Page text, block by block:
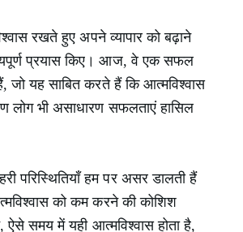
रखते हुए अपने व्यापार को बढ़ाने
प्रयास किए। आज, वे एक सफल
जो यह साबित करते हैं कि आत्मविश्वास
लोग भी असाधारण सफलताएं हासिल
परिस्थितियाँ हम पर असर डालती हैं
को कम करने की कोशिश
समय में यही आत्मविश्वास होता है,